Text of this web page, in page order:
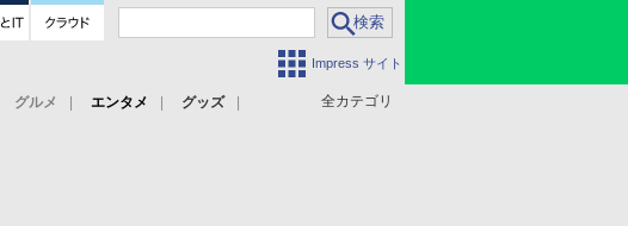
Impress サイト
全カテゴリ
グルメ エンタメ
グッズ